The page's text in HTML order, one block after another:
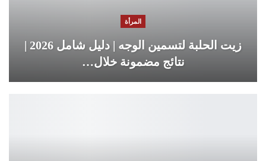
المرأة
زيت الحلبة لتسمين الوجه | دليل شامل 2026 |
نتائج مضمونة خلال…